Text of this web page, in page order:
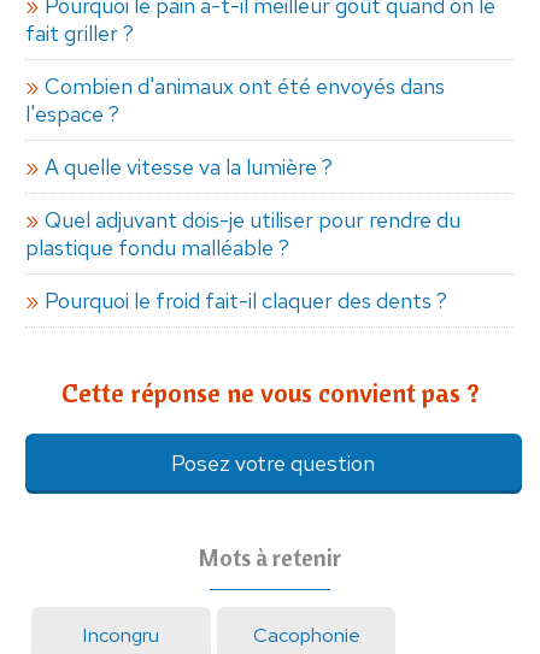
fait griller ?
Combien d'animaux ont été envoyés dans
l'espace ?
A quelle vitesse va la lumière ?
Quel adjuvant dois-je utiliser pour rendre du
plastique fondu malléable ?
Pourquoi le froid fait-il claquer des dents ?
Cette réponse ne vous convient pas ?
Posez votre question
Mots à retenir
Incongru Cacophonie